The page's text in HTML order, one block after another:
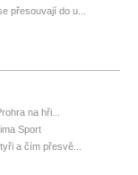
přesouvají do u...
na hři...
Sport
a čím přesvě...